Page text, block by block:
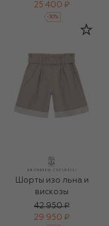
25 400 ₽
-30%
Шорты изо льна и
вискозы
42 950 ₽
29 950 ₽